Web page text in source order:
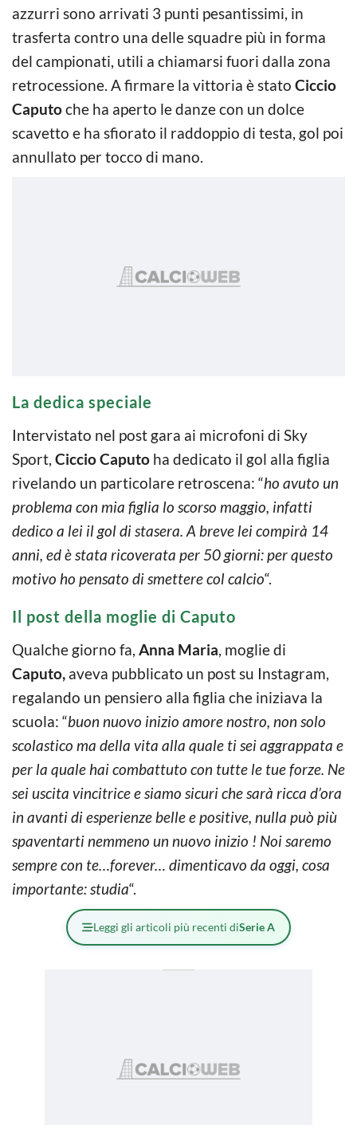
azzurri sono arrivati 3 punti pesantissimi, in
trasferta contro una delle squadre più in forma
del campionati, utili a chiamarsi fuori dalla zona
retrocessione. A firmare la vittoria è stato Ciccio
Caputoche ha aperto le danze con un dolce
scavetto e ha sfiorato il raddoppio di testa, gol poi
annullato per tocco di mano.
La dedica speciale
Intervistato nel post gara ai microfoni di Sky
Sport, Ciccio Caputo ha dedicato il gol alla figlia
rivelando un particolare retroscena: “ho avuto un
problema con mia figlia lo scorso maggio, infatti
dedico a lei il gol di stasera. A breve lei compirà 14
anni, ed è stata ricoverata per 50 giorni: per questo
motivo ho pensato di smettere col calcio“.
Il post della moglie di Caputo
Qualche giorno fa, Anna Maria, moglie di
Caputo, aveva pubblicato un post su Instagram,
regalando un pensiero alla figlia che iniziava la
scuola: “buon nuovo inizio amore nostro, non solo
scolastico ma della vita alla quale ti sei aggrappata e
per la quale hai combattuto con tutte le tue forze. Ne
sei uscita vincitrice e siamo sicuri che sarà ricca d’ora
in avanti di esperienze belle e positive, nulla può più
spaventarti nemmeno un nuovo inizio ! Noi saremo
sempre con te…forever… dimenticavo da oggi, cosa
importante: studia“.
Leggi gli articoli più recenti diSerie A